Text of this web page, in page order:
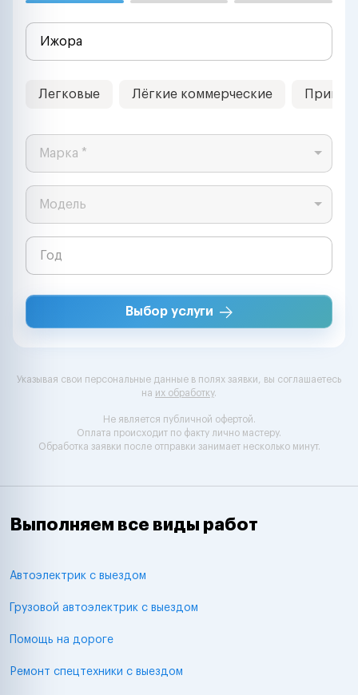
Легковые Лёгкие коммерческие
Марка *
Модель
Выбор услуги
Указывая свои персональные данные в полях заявки, вы соглашаетесь
на их обработку.
Не является публичной офертой.
Оплата происходит по факту лично мастеру.
Обработка заявки после отправки занимает несколько минут.
Выполняем все виды работ
Автоэлектрик с выездом
Грузовой автоэлектрик с выездом
Помощь на дороге
Ремонт спецтехники с выездом